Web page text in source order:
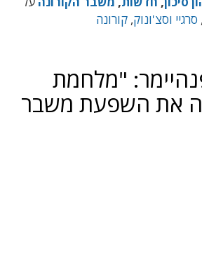
, סרגיי וסצ'ונוק, קורונה
"מלחמת
את השפעת משבר